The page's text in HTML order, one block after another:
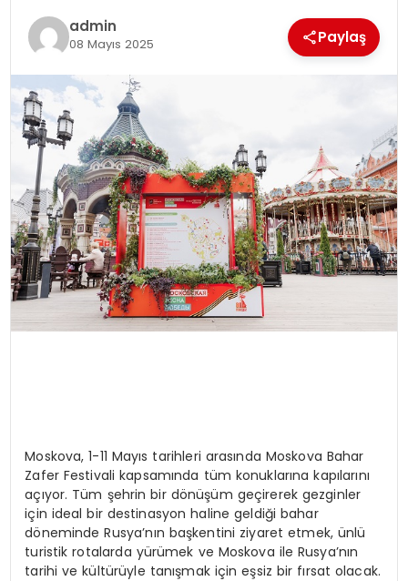
admin
08 Mayıs 2025 Paylaş
Moskova, 1-11 Mayıs tarihleri arasında Moskova Bahar
Zafer Festivali kapsamında tüm konuklarına kapılarını
açıyor. Tüm şehrin bir dönüşüm geçirerek gezginler
için ideal bir destinasyon haline geldiği bahar
döneminde Rusya’nın başkentini ziyaret etmek, ünlü
turistik rotalarda yürümek ve Moskova ile Rusya’nın
tarihi ve kültürüyle tanışmak için eşsiz bir fırsat olacak.